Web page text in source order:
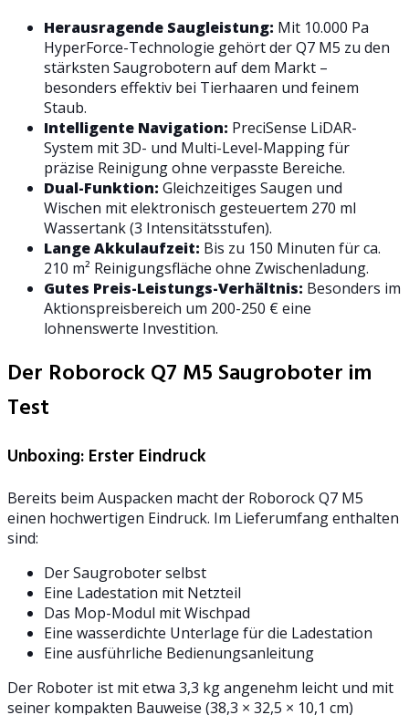
Herausragende Saugleistung: Mit 10.000 Pa
HyperForce-Technologie gehört der Q7 M5 zu den
stärksten Saugrobotern auf dem Markt –
besonders effektiv bei Tierhaaren und feinem
Staub.
Intelligente Navigation: PreciSense LiDAR-
System mit 3D- und Multi-Level-Mapping für
präzise Reinigung ohne verpasste Bereiche.
Dual-Funktion: Gleichzeitiges Saugen und
Wischen mit elektronisch gesteuertem 270 ml
Wassertank (3 Intensitätsstufen).
Lange Akkulaufzeit: Bis zu 150 Minuten für ca.
210 m² Reinigungsfläche ohne Zwischenladung.
Gutes Preis-Leistungs-Verhältnis: Besonders im
Aktionspreisbereich um 200-250 € eine
lohnenswerte Investition.
Der Roborock Q7 M5 Saugroboter im
Test
Unboxing: Erster Eindruck
Bereits beim Auspacken macht der Roborock Q7 M5
einen hochwertigen Eindruck. Im Lieferumfang enthalten
sind:
Der Saugroboter selbst
Eine Ladestation mit Netzteil
Das Mop-Modul mit Wischpad
Eine wasserdichte Unterlage für die Ladestation
Eine ausführliche Bedienungsanleitung
Der Roboter ist mit etwa 3,3 kg angenehm leicht und mit
seiner kompakten Bauweise (38,3 × 32,5 × 10,1 cm)